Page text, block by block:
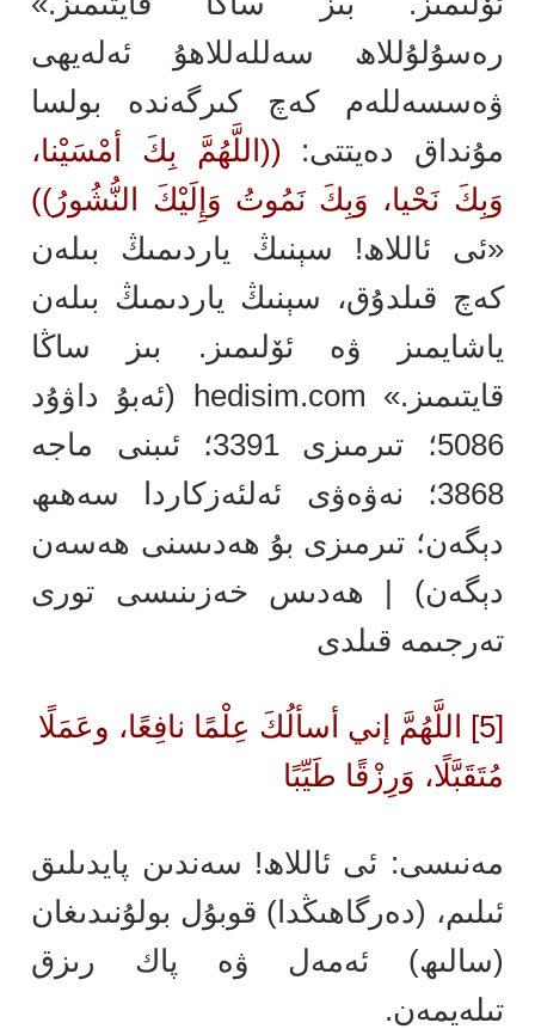
رەسۇلۇللاھ سەللەللاھۇ ئەلەيھى
ۋەسسەللەم كەچ كىرگەندە بولسا
مۇنداق دەيتتى: ((اللَّهُمَّ بِكَ أمْسَيْنا،
وَبِكَ نَحْيا، وَبِكَ نَمُوتُ وَإِلَيْكَ النُّشُورُ))
«ئى ئاللاھ! سېنىڭ ياردىمىڭ بىلەن
كەچ قىلدۇق، سېنىڭ ياردىمىڭ بىلەن
ياشايمىز ۋە ئۆلىمىز. بىز ساڭا
قايتىمىز.» hedisim.com
(ئەبۇ داۋۇد
5086؛ تىرمىزى 3391؛ ئىبنى ماجە
3868؛ نەۋەۋى ئەلئەزكاردا سەھىھ
دېگەن؛ تىرمىزى بۇ ھەدىسنى ھەسەن
دېگەن) | ھەدىس خەزىنىسى تورى
تەرجىمە قىلدى
[5] اللَّهُمَّ إني أسألُكَ عِلْمًا نافِعًا، وعَمَلًا
مُتَقَبَّلًا، وَرِزْقًا طَيِّبًا
مەنىسى: ئى ئاللاھ! سەندىن پايدىلىق
ئىلىم، (دەرگاھىڭدا) قوبۇل بولۇنىدىغان
(سالىھ) ئەمەل ۋە پاك رىزق
تىلەيمەن.